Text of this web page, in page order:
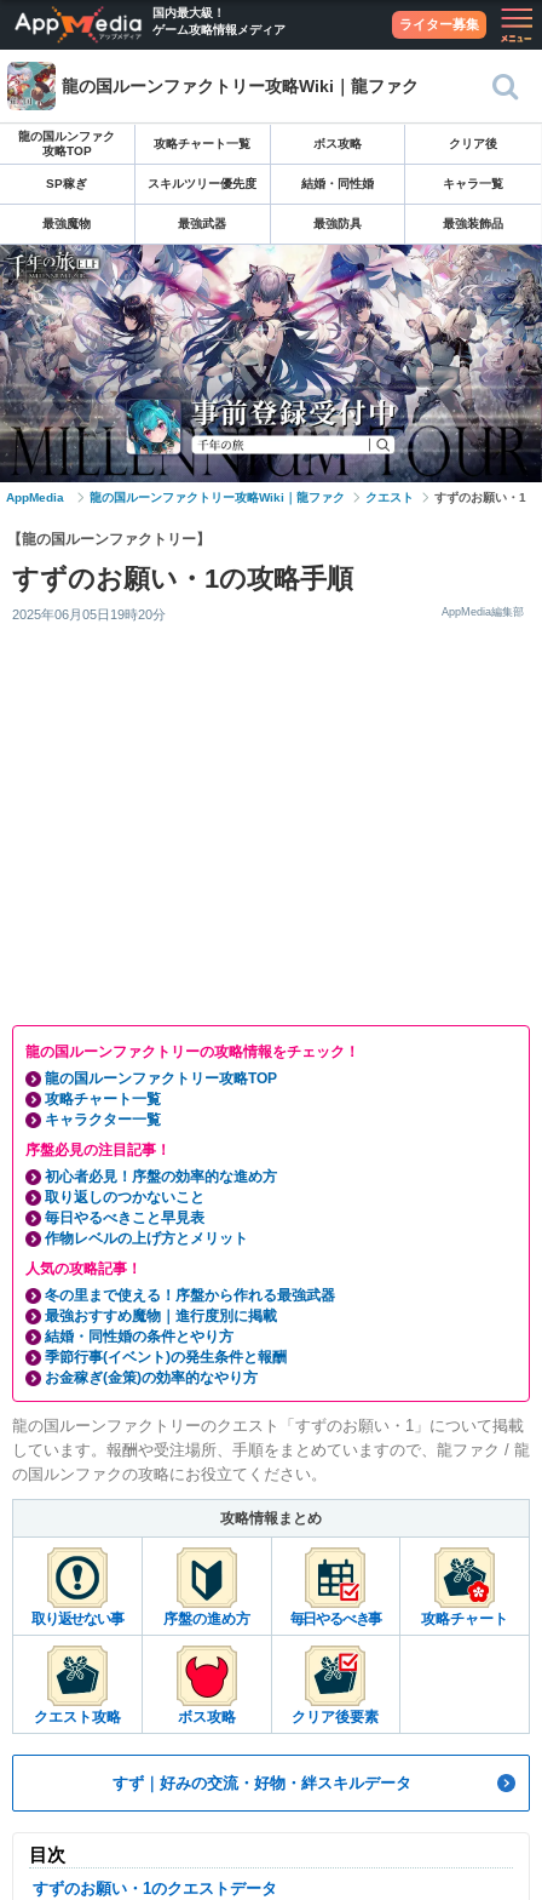
国内最大級！
ゲーム攻略情報メディア
ライター募集
龍の国ルーンファクトリー攻略Wiki｜龍ファク
龍の国ルンファク
攻略TOP
攻略チャート一覧 ボス攻略 クリア後
SP稼ぎ スキルツリー優先度 結婚・同性婚 キャラ一覧
最強魔物 最強武器 最強防具 最強装飾品
AppMedia 龍の国ルーンファクトリー攻略Wiki｜龍ファク クエスト すずのお願い・1
【龍の国ルーンファクトリー】
すずのお願い・1の攻略手順
2025年06月05日19時20分 AppMedia編集部
龍の国ルーンファクトリーの攻略情報をチェック！
龍の国ルーンファクトリー攻略TOP
攻略チャート一覧
キャラクター一覧
序盤必見の注目記事！
初心者必見！序盤の効率的な進め方
取り返しのつかないこと
毎日やるべきこと早見表
作物レベルの上げ方とメリット
人気の攻略記事！
冬の里まで使える！序盤から作れる最強武器
最強おすすめ魔物｜進行度別に掲載
結婚・同性婚の条件とやり方
季節行事(イベント)の発生条件と報酬
お金稼ぎ(金策)の効率的なやり方
龍の国ルーンファクトリーのクエスト「すずのお願い・1」について掲載
しています。報酬や受注場所、手順をまとめていますので、龍ファク / 龍
の国ルンファクの攻略にお役立てください。
攻略情報まとめ
取り返せない事 序盤の進め方 毎日やるべき事 攻略チャート
クエスト攻略 ボス攻略 クリア後要素
すず｜好みの交流・好物・絆スキルデータ
目次
すずのお願い・1のクエストデータ